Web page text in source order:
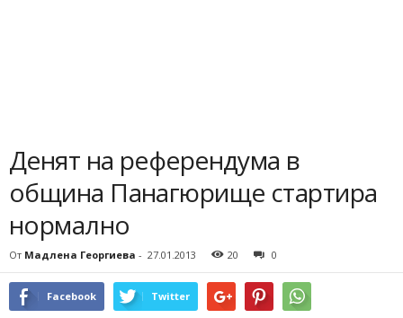
Денят на референдума в
община Панагюрище стартира
нормално
От Мадлена Георгиева - 27.01.2013 20 0
Facebook Twitter